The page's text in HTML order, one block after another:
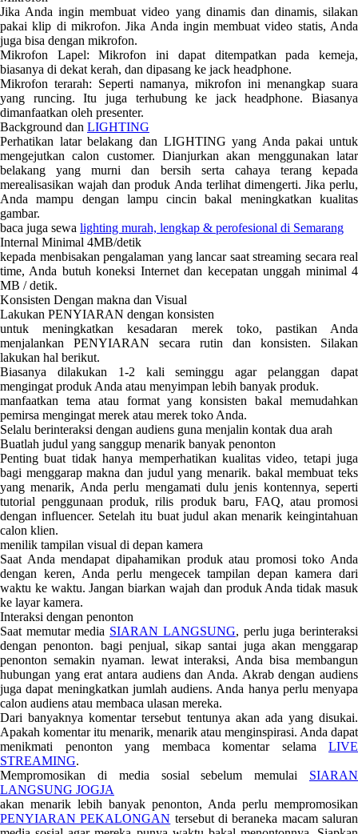
Jika Anda ingin membuat video yang dinamis dan dinamis, silakan
pakai klip di mikrofon. Jika Anda ingin membuat video statis, Anda
juga bisa dengan mikrofon.
Mikrofon Lapel: Mikrofon ini dapat ditempatkan pada kemeja,
biasanya di dekat kerah, dan dipasang ke jack headphone.
Mikrofon terarah: Seperti namanya, mikrofon ini menangkap suara
yang runcing. Itu juga terhubung ke jack headphone. Biasanya
dimanfaatkan oleh presenter.
Background dan LIGHTING
Perhatikan latar belakang dan LIGHTING yang Anda pakai untuk
mengejutkan calon customer. Dianjurkan akan menggunakan latar
belakang yang murni dan bersih serta cahaya terang kepada
merealisasikan wajah dan produk Anda terlihat dimengerti. Jika perlu,
Anda mampu dengan lampu cincin bakal meningkatkan kualitas
gambar.
baca juga sewa lighting murah, lengkap & perofesional di Semarang
Internal Minimal 4MB/detik
kepada menbisakan pengalaman yang lancar saat streaming secara real
time, Anda butuh koneksi Internet dan kecepatan unggah minimal 4
MB / detik.
Konsisten Dengan makna dan Visual
Lakukan PENYIARAN dengan konsisten
untuk meningkatkan kesadaran merek toko, pastikan Anda
menjalankan PENYIARAN secara rutin dan konsisten. Silakan
lakukan hal berikut.
Biasanya dilakukan 1-2 kali seminggu agar pelanggan dapat
mengingat produk Anda atau menyimpan lebih banyak produk.
manfaatkan tema atau format yang konsisten bakal memudahkan
pemirsa mengingat merek atau merek toko Anda.
Selalu berinteraksi dengan audiens guna menjalin kontak dua arah
Buatlah judul yang sanggup menarik banyak penonton
Penting buat tidak hanya memperhatikan kualitas video, tetapi juga
bagi menggarap makna dan judul yang menarik. bakal membuat teks
yang menarik, Anda perlu mengamati dulu jenis kontennya, seperti
tutorial penggunaan produk, rilis produk baru, FAQ, atau promosi
dengan influencer. Setelah itu buat judul akan menarik keingintahuan
calon klien.
menilik tampilan visual di depan kamera
Saat Anda mendapat dipahamikan produk atau promosi toko Anda
dengan keren, Anda perlu mengecek tampilan depan kamera dari
waktu ke waktu. Jangan biarkan wajah dan produk Anda tidak masuk
ke layar kamera.
Interaksi dengan penonton
Saat memutar media SIARAN LANGSUNG, perlu juga berinteraksi
dengan penonton. bagi penjual, sikap santai juga akan menggarap
penonton semakin nyaman. lewat interaksi, Anda bisa membangun
hubungan yang erat antara audiens dan Anda. Akrab dengan audiens
juga dapat meningkatkan jumlah audiens. Anda hanya perlu menyapa
calon audiens atau membaca ulasan mereka.
Dari banyaknya komentar tersebut tentunya akan ada yang disukai.
Apakah komentar itu menarik, menarik atau menginspirasi. Anda dapat
menikmati penonton yang membaca komentar selama LIVE
STREAMING.
Mempromosikan di media sosial sebelum memulai SIARAN
LANGSUNG JOGJA
akan menarik lebih banyak penonton, Anda perlu mempromosikan
PENYIARAN PEKALONGAN tersebut di beraneka macam saluran